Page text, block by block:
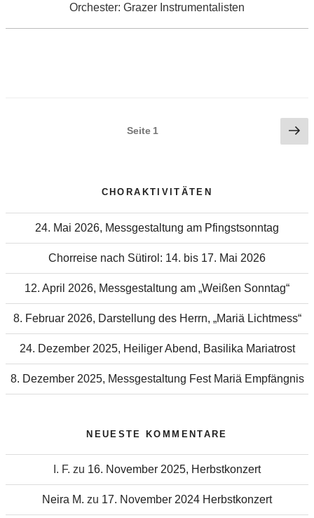
Orchester: Grazer Instrumentalisten
Seitennummerierung
Seite 1
CHORAKTIVITÄTEN
24. Mai 2026, Messgestaltung am Pfingstsonntag
Chorreise nach Sütirol: 14. bis 17. Mai 2026
12. April 2026, Messgestaltung am „Weißen Sonntag“
8. Februar 2026, Darstellung des Herrn, „Mariä Lichtmess“
24. Dezember 2025, Heiliger Abend, Basilika Mariatrost
8. Dezember 2025, Messgestaltung Fest Mariä Empfängnis
NEUESTE KOMMENTARE
I. F. zu 16. November 2025, Herbstkonzert
Neira M. zu 17. November 2024 Herbstkonzert